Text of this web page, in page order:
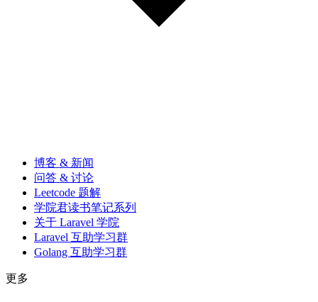
博客 & 新闻
问答 & 讨论
Leetcode 题解
学院君读书笔记系列
关于 Laravel 学院
Laravel 互助学习群
Golang 互助学习群
更多